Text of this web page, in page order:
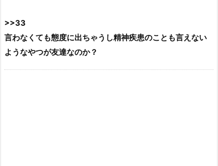
>>33
言わなくても態度に出ちゃうし精神疾患のことも言えない
ようなやつが友達なのか？